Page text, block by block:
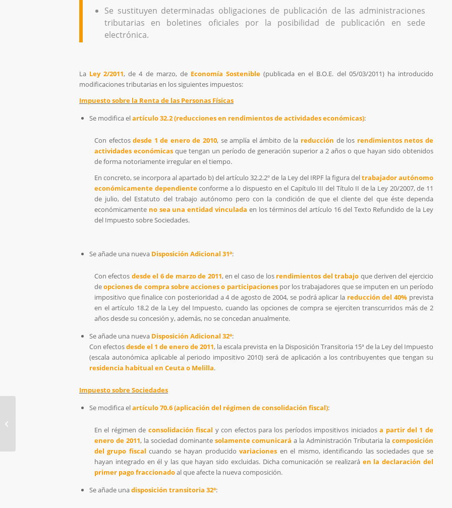
Se sustituyen determinadas obligaciones de publicación de las administraciones
tributarias en boletines oficiales por la posibilidad de publicación en sede
electrónica.
La Ley 2/2011, de 4 de marzo, de Economía Sostenible (publicada en el B.O.E. del 05/03/2011) ha introducido
modificaciones tributarias en los siguientes impuestos:
Impuesto sobre la Renta de las Personas Físicas
Se modifica elartículo 32.2 (reducciones en rendimientos de actividades económicas):
Con efectosdesde 1 de enero de 2010, se amplía el ámbito de la reducción de los rendimientos netos de
actividades económicas que tengan un período de generación superior a 2 años o que hayan sido obtenidos
de forma notoriamente irregular en el tiempo.
En concreto, se incorpora al apartado b) del artículo 32.2.2º de la Ley del IRPF la figura deltrabajador autónomo
económicamente dependienteconforme a lo dispuesto en el Capítulo III del Título II de la Ley 20/2007, de 11
de julio, del Estatuto del trabajo autónomo pero con la condición de que el cliente del que éste dependa
económicamente no sea una entidad vinculada en los términos del artículo 16 del Texto Refundido de la Ley
del Impuesto sobre Sociedades.
Se añade una nueva Disposición Adicional 31ª:
Con efectos desde el 6 de marzo de 2011, en el caso de los rendimientos del trabajo que deriven del ejercicio
deopciones de compra sobre acciones o participacionespor los trabajadores que se imputen en un período
impositivo que finalice con posterioridad a 4 de agosto de 2004, se podrá aplicar la reducción del 40% prevista
en el artículo 18.2 de la Ley del Impuesto, cuando las opciones de compra se ejerciten transcurridos más de 2
años desde su concesión y, además, no se concedan anualmente.
Se añade una nueva Disposición Adicional 32ª:
Con efectosdesde el 1 de enero de 2011, la escala prevista en la Disposición Transitoria 15ª de la Ley del Impuesto
(escala autonómica aplicable al periodo impositivo 2010) será de aplicación a los contribuyentes que tengan su
residencia habitual en Ceuta o Melilla.
Impuesto sobre Sociedades
Se modifica elartículo 70.6 (aplicación del régimen de consolidación fiscal):
En el régimen de consolidación fiscal y con efectos para los períodos impositivos iniciadosa partir del 1 de
enero de 2011, la sociedad dominante solamente comunicará a la Administración Tributaria la composición
del grupo fiscal cuando se hayan producidovariaciones en el mismo, identificando las sociedades que se
hayan integrado en él y las que hayan sido excluidas. Dicha comunicación se realizará en la declaración del
primer pago fraccionadoal que afecte la nueva composición.
Se añade unadisposición transitoria 32ª: